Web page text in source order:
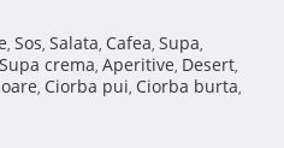
, Sos, Salata, Cafea, Supa,
Supa crema, Aperitive, Desert,
, Ciorba pui, Ciorba burta,